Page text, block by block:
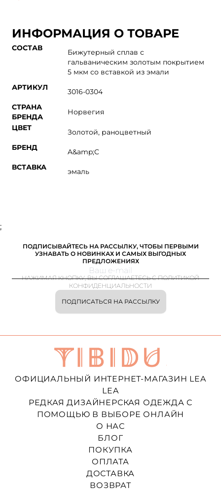
ИНФОРМАЦИЯ О ТОВАРЕ
СОСТАВ
Бижутерный сплав с
гальваническим золотым покрытием
5 мкм со вставкой из эмали
АРТИКУЛ
3016-0304
СТРАНА
БРЕНДА
Норвегия
ЦВЕТ
Золотой, раноцветный
БРЕНД
A&amp;C
ВСТАВКА
эмаль
;
ПОДПИСЫВАЙТЕСЬ НА РАССЫЛКУ, ЧТОБЫ ПЕРВЫМИ
УЗНАВАТЬ О НОВИНКАХ И САМЫХ ВЫГОДНЫХ
ПРЕДЛОЖЕНИЯХ
ПОДПИСАТЬСЯ НА РАССЫЛКУ
НАЖИМАЯ КНОПКУ, ВЫ СОГЛАШАЕТЕСЬ С ПОЛИТИКОЙ
КОНФИДЕНЦИАЛЬНОСТИ
ОФИЦИАЛЬНЫЙ ИНТЕРНЕТ-МАГАЗИН LEA
LEA
РЕДКАЯ ДИЗАЙНЕРСКАЯ ОДЕЖДА С
ПОМОЩЬЮ В ВЫБОРЕ ОНЛАЙН
О НАС
БЛОГ
ПОКУПКА
ОПЛАТА
ДОСТАВКА
ВОЗВРАТ